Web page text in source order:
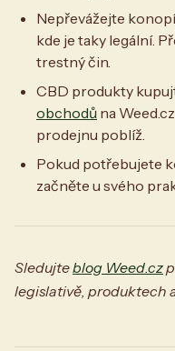
Nepřevážejte
kde je taky legální.
trestný čin.
CBD produkty
obchodů na
prodejnu poblíž.
Pokud potřebujete
začněte u svého
Sledujteblog Weed.cz
legislativě, produktech